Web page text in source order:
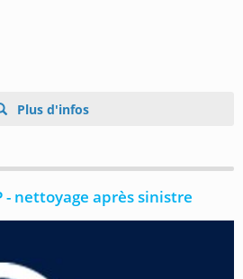
Plus d'infos
- nettoyage après sinistre